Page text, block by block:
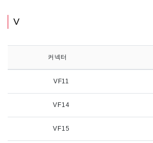
V
커넥터
VF11
VF14
VF15